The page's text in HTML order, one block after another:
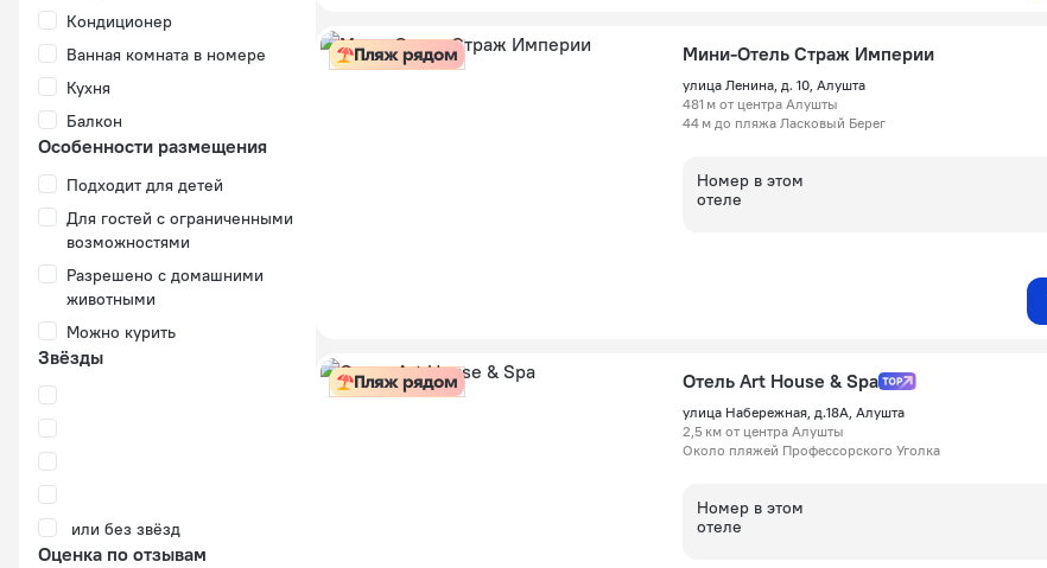
Кондиционер
Ванная комната в номере
Кухня
Балкон
Особенности размещения
Подходит для детей
Для гостей с ограниченными
возможностями
Разрешено с домашними
животными
Можно курить
Звёзды
или без звёзд
Оценка по отзывам
Пляж рядом Мини-Отель Страж Империи
улица Ленина, д. 10, Алушта
481 м от центра Алушты
44 м до пляжа Ласковый Берег
Номер в этом
отеле
Пляж рядом Отель Art House & Spa
улица Набережная, д.18А, Алушта
2,5 км от центра Алушты
Около пляжей Профессорского Уголка
Номер в этом
отеле